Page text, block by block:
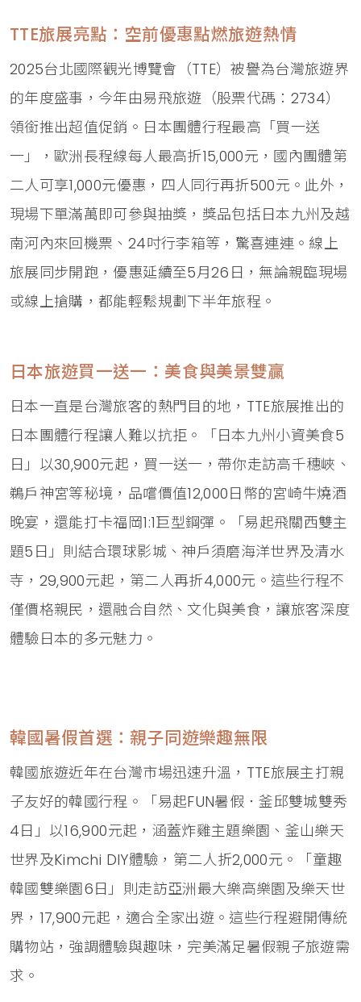
TTE旅展亮點：空前優惠點燃旅遊熱情
2025台北國際觀光博覽會（TTE）被譽為台灣旅遊界
的年度盛事，今年由易飛旅遊（股票代碼：2734）
領銜推出超值促銷。日本團體行程最高「買一送
一」，歐洲長程線每人最高折15,000元，國內團體第
二人可享1,000元優惠，四人同行再折500元。此外，
現場下單滿萬即可參與抽獎，獎品包括日本九州及越
南河內來回機票、24吋行李箱等，驚喜連連。線上
旅展同步開跑，優惠延續至5月26日，無論親臨現場
或線上搶購，都能輕鬆規劃下半年旅程。
日本旅遊買一送一：美食與美景雙贏
日本一直是台灣旅客的熱門目的地，TTE旅展推出的
日本團體行程讓人難以抗拒。「日本九州小資美食5
日」以30,900元起，買一送一，帶你走訪高千穗峽、
鵜戶神宮等秘境，品嚐價值12,000日幣的宮崎牛燒酒
晚宴，還能打卡福岡1:1巨型鋼彈。「易起飛關西雙主
題5日」則結合環球影城、神戶須磨海洋世界及清水
寺，29,900元起，第二人再折4,000元。這些行程不
僅價格親民，還融合自然、文化與美食，讓旅客深度
體驗日本的多元魅力。
韓國暑假首選：親子同遊樂趣無限
韓國旅遊近年在台灣市場迅速升溫，TTE旅展主打親
子友好的韓國行程。「易起FUN暑假．釜邱雙城雙秀
4日」以16,900元起，涵蓋炸雞主題樂園、釜山樂天
世界及Kimchi DIY體驗，第二人折2,000元。「童趣
韓國雙樂園6日」則走訪亞洲最大樂高樂園及樂天世
界，17,900元起，適合全家出遊。這些行程避開傳統
購物站，強調體驗與趣味，完美滿足暑假親子旅遊需
求。